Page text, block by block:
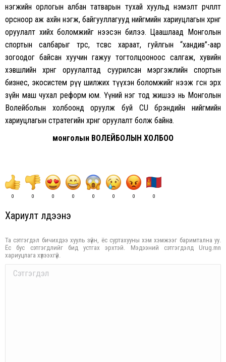
нэгжийн орлогын албан татварын тухай хуульд нэмэлт өөрчлөлт
орсноор аж ахйн нэгж, байгууллагууд нийгмийн хариуцлагын хөрөнгө
оруулалт хийх боломжийг нээсэн билээ. Цаашлаад Монголын
спортын салбарыг төрөөс, төсвөөс хараат, гуйлгын “хандив”-аар
зогоодог байсан хуучин гажуу тогтолцооноос салгаж, хувийн
хэвшлийн хөрөнгө оруулалтад суурилсан мэргэжлийн спортын
бизнес, экосистем рүү шилжих түүхэн боломжийг нээж өгсөн эрх
зүйн маш чухал реформ юм. Үүний нэг тод жишээ нь Монголын
Волейболын холбоонд оруулж буй CU брэндийн нийгмийн
хариуцлагын стратегийн хөрөнгө оруулалт болж байна.
монголын ВОЛЕЙБОЛЫН ХОЛБОО
0 0 0 0 0 0 0 0
Хариулт үлдээнэ үү
Та сэтгэгдэл бичихдээ хууль зүйн, ёс суртахууны хэм хэмжээг баримтална уу.
Ёс бус сэтгэгдлийг бид устгах эрхтэй. Мэдээний сэтгэгдэлд Urug.mn
хариуцлага хүлээхгүй.
Comment